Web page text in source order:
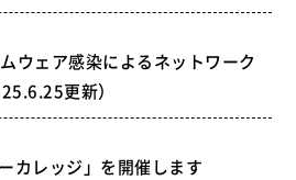
ウェア感染によるネットワーク
更新）
カレッジ」を開催します